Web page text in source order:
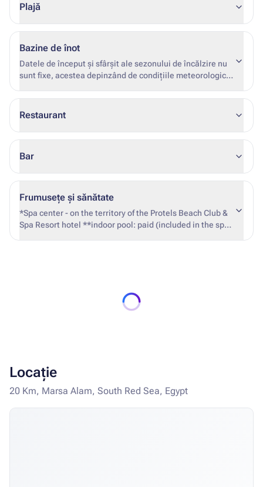
Plajă
Bazine de înot
Datele de început și sfârșit ale sezonului de încălzire nu
sunt fixe, acestea depinzând de condițiile meteorologice
Restaurant
Bar
Frumusețe și sănătate
*Spa center - on the territory of the Protels Beach Club &
Spa Resort hotel **indoor pool: paid (included in the spa
Locație
20 Km, Marsa Alam, South Red Sea, Egypt